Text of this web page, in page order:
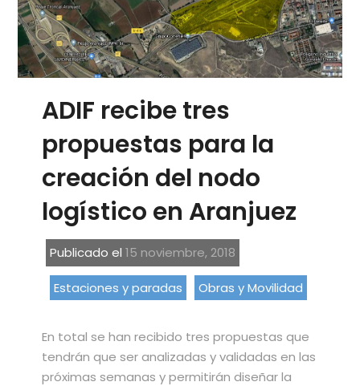
ADIF recibe tres
propuestas para la
creación del nodo
logístico en Aranjuez
Publicado el15 noviembre, 2018
Estaciones y paradas Obras y Movilidad
En total se han recibido tres propuestas que
tendrán que ser analizadas y validadas en las
próximas semanas y permitirán diseñar la